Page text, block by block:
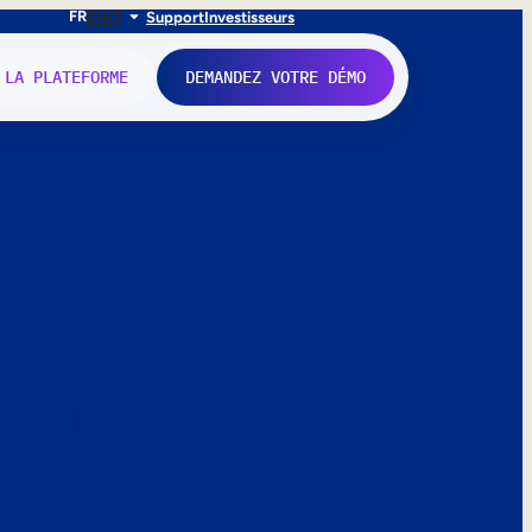
FRENIT SupportInvestisseurs
PLATEFORME DEMANDEZ VOTRE DÉMO